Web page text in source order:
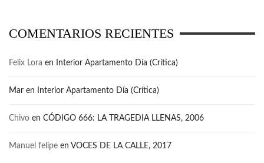
COMENTARIOS RECIENTES
Felix Lora en Interior Apartamento Día (Crítica)
Mar en Interior Apartamento Día (Crítica)
Chivo en CÓDIGO 666: LA TRAGEDIA LLENAS, 2006
Manuel felipe en VOCES DE LA CALLE, 2017